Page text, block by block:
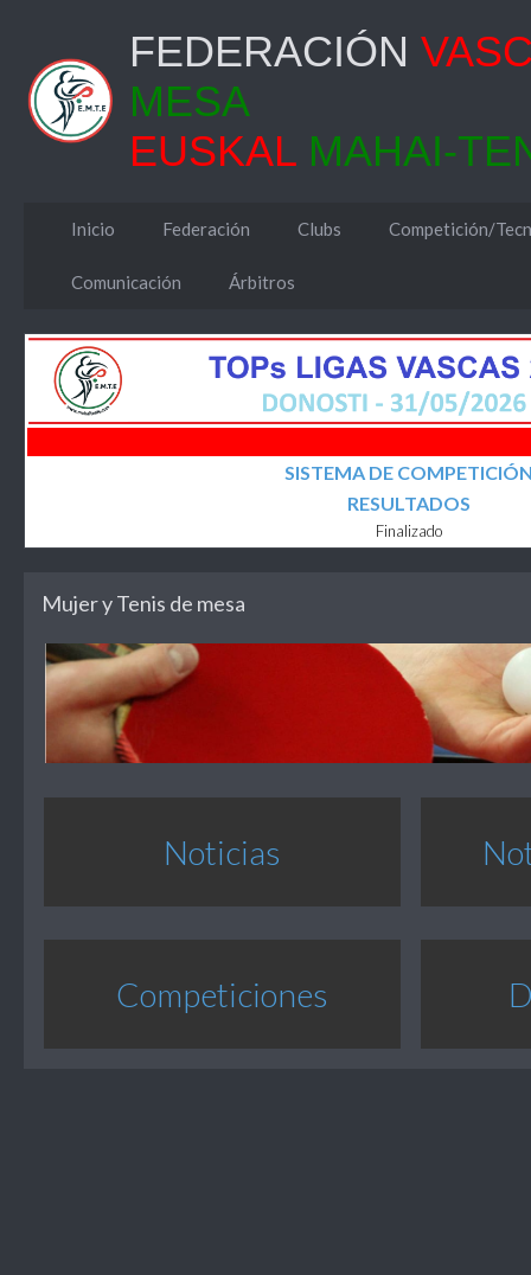
FEDERACIÓN
MESA
EUSKAL MAHAI-
Inicio Federación Clubs Competición/
Comunicación Árbitros
SISTEMA DE
RESULTADOS
Finalizado
Mujer y Tenis de mesa
Noticias
Competiciones